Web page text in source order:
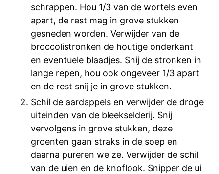
schrappen. Hou 1/3 van de wortels even
apart, de rest mag in grove stukken
gesneden worden. Verwijder van de
broccolistronken de houtige onderkant
en eventuele blaadjes. Snij de stronken in
lange repen, hou ook ongeveer 1/3 apart
en de rest snij je in grove stukken.
Schil de aardappels en verwijder de droge
uiteinden van de bleekselderij. Snij
vervolgens in grove stukken, deze
groenten gaan straks in de soep en
daarna pureren we ze. Verwijder de schil
van de uien en de knoflook. Snipper de ui